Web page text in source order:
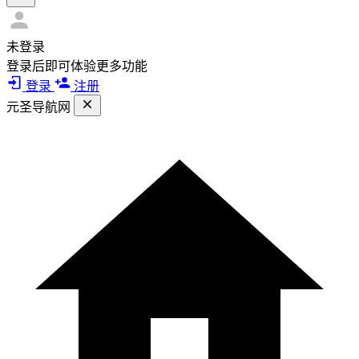
未登录
登录后即可体验更多功能
登录
注册
元圣导航网